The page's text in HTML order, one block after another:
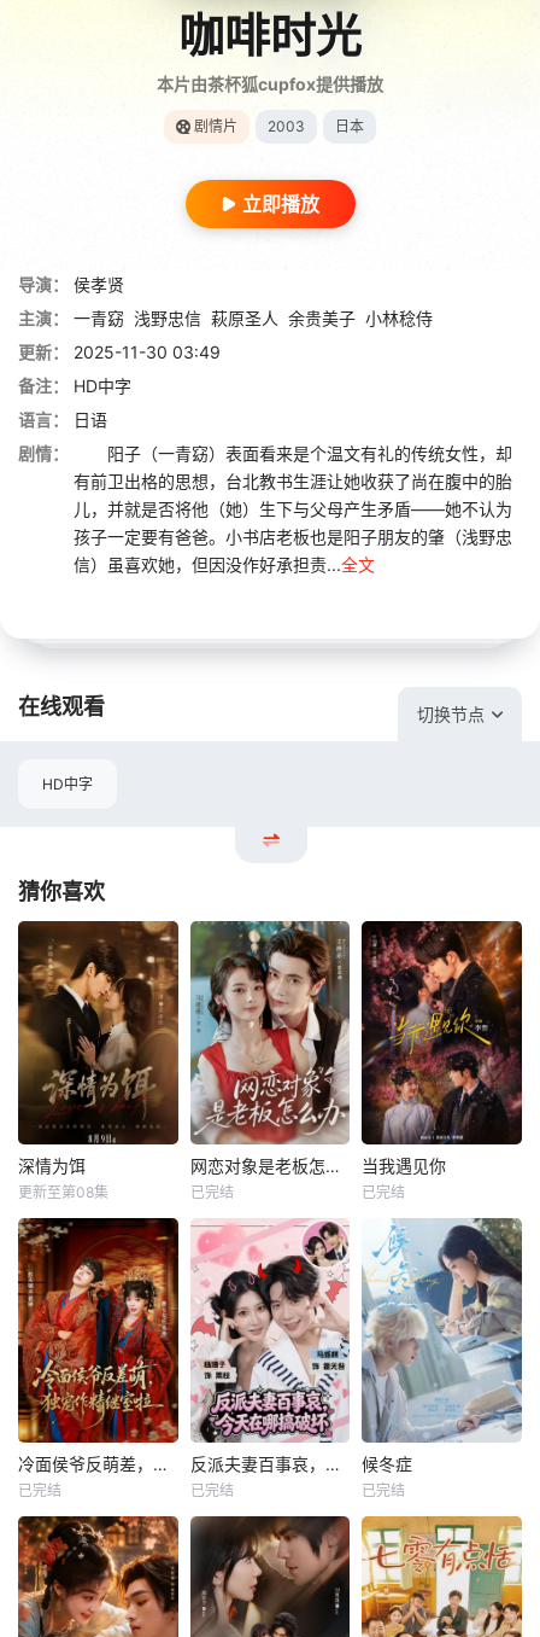
咖啡时光
本片由茶杯狐cupfox提供播放
剧情片 2003 日本
立即播放
导演：
侯孝贤
主演：
一青窈 浅野忠信 萩原圣人 余贵美子 小林稔侍
更新：
2025-11-30 03:49
备注：
HD中字
语言：
日语
剧情：
阳子（一青窈）表面看来是个温文有礼的传统女性，却
有前卫出格的思想，台北教书生涯让她收获了尚在腹中的胎
儿，并就是否将他（她）生下与父母产生矛盾——她不认为
孩子一定要有爸爸。小书店老板也是阳子朋友的肇（浅野忠
信）虽喜欢她，但因没作好承担责...全文
在线观看 切换节点
HD中字
猜你喜欢
深情为饵
更新至第08集
网恋对象是老板怎么办
已完结
当我遇见你
已完结
冷面侯爷反萌差，独宠作精继室啦
已完结
反派夫妻百事哀，今天在哪搞破坏
已完结
候冬症
已完结